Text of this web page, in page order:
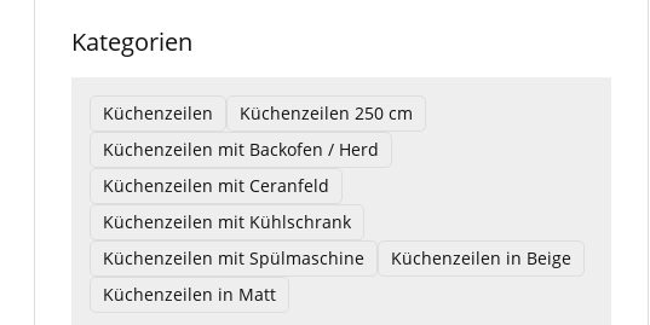
Kategorien
Küchenzeilen
Küchenzeilen 250 cm
Küchenzeilen mit Backofen / Herd
Küchenzeilen mit Ceranfeld
Küchenzeilen mit Kühlschrank
Küchenzeilen mit Spülmaschine
Küchenzeilen in Beige
Küchenzeilen in Matt